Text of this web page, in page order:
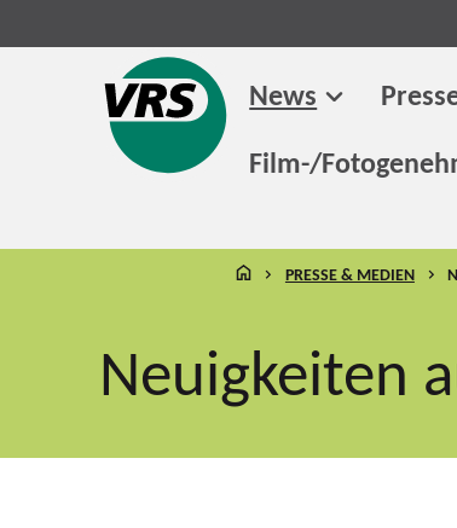
News
Film-/
STARTSEITE
PRESSE & MEDIEN
Neuigkeiten